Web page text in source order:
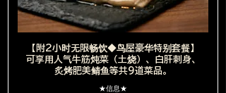
【附2小时无限畅饮◆鸟屋豪华特别套餐】
可享用人气牛筋炖菜（土烧）、白肝刺身、
炙烤肥美鲭鱼等共9道菜品。
★信息★